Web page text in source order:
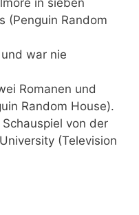
(Penguin Random
war nie
Romanen und
Random House).
von der
(Television